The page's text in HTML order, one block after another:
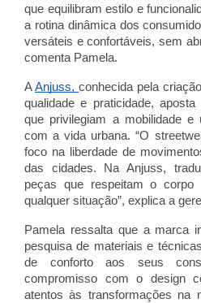
que equilibram estilo e
a rotina dinâmica dos
versáteis e confortáveis, sem
comenta Pamela.
AAnjuss, conhecida pela
qualidade e praticidade,
que privilegiam a mobilidade e
com a vida urbana. “O
foco na liberdade de
das cidades. Na Anjuss,
peças que respeitam o corpo
qualquer situação”, explica a
Pamela ressalta que a marca
pesquisa de materiais e
de conforto aos seus
compromisso com o design
atentos às transformações na